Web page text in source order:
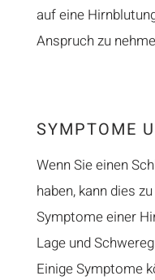
auf eine
Anspruch zu
SYMPTOME
Wenn Sie einen
haben, kann dies
Symptome einer
Lage und
Einige Symptome